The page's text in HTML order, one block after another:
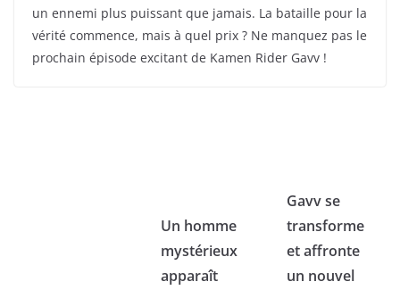
un ennemi plus puissant que jamais. La bataille pour la
vérité commence, mais à quel prix ? Ne manquez pas le
prochain épisode excitant de Kamen Rider Gavv !
Un homme
mystérieux
apparaît
Gavv se
transforme
et affronte
un nouvel